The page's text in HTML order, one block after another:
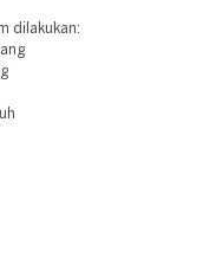
dilakukan: